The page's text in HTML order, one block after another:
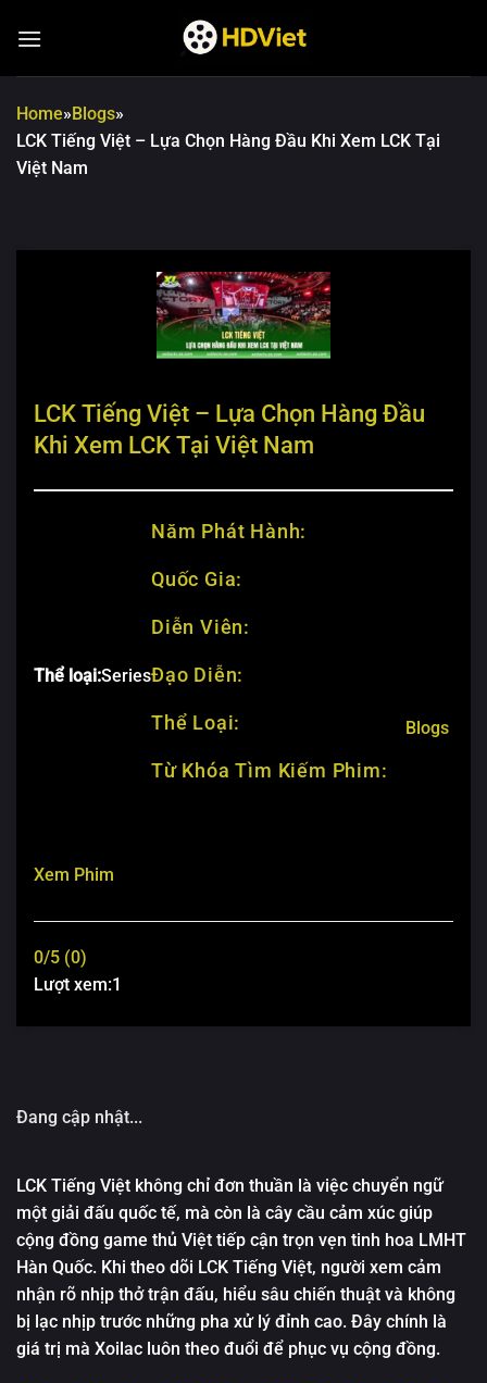
đến
Home»Blogs»
LCK Tiếng Việt – Lựa Chọn Hàng Đầu Khi Xem LCK Tại
Việt Nam
LCK Tiếng Việt – Lựa Chọn Hàng Đầu
Khi Xem LCK Tại Việt Nam
Thể loại:Series
Năm Phát Hành:
Quốc Gia:
Diễn Viên:
Đạo Diễn:
Thể Loại: Blogs
Từ Khóa Tìm Kiếm Phim:
Xem Phim
0/5 (0)
Lượt xem:1
Đang cập nhật...
LCK Tiếng Việt không chỉ đơn thuần là việc chuyển ngữ
một giải đấu quốc tế, mà còn là cây cầu cảm xúc giúp
cộng đồng game thủ Việt tiếp cận trọn vẹn tinh hoa LMHT
Hàn Quốc. Khi theo dõi LCK Tiếng Việt, người xem cảm
nhận rõ nhịp thở trận đấu, hiểu sâu chiến thuật và không
bị lạc nhịp trước những pha xử lý đỉnh cao. Đây chính là
giá trị mà Xoilac luôn theo đuổi để phục vụ cộng đồng.